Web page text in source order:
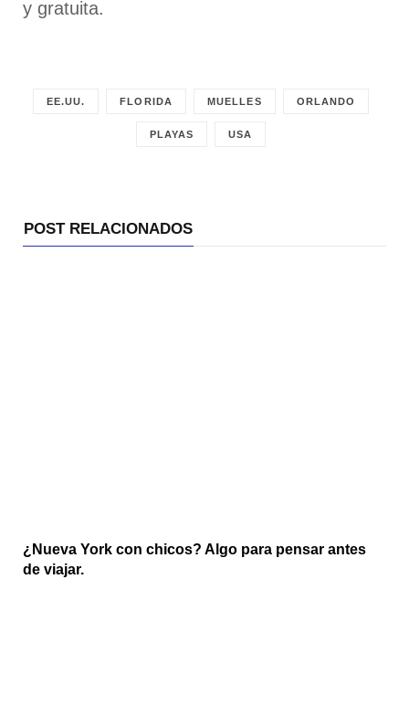
y gratuita.
EE.UU. FLORIDA MUELLES ORLANDO
PLAYAS USA
POST RELACIONADOS
¿Nueva York con chicos? Algo para pensar antes
de viajar.